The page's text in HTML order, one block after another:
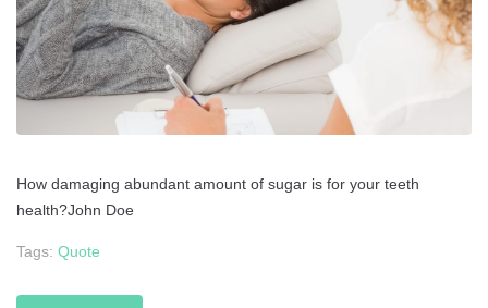
How damaging abundant amount of sugar is for your teeth
health?John Doe
Tags: Quote